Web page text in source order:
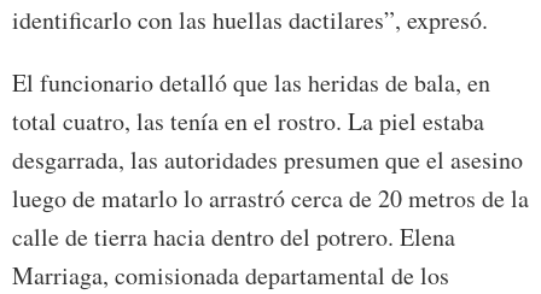
identificarlo con las huellas dactilares”, expresó.
El funcionario detalló que las heridas de bala, en
total cuatro, las tenía en el rostro. La piel estaba
desgarrada, las autoridades presumen que el asesino
luego de matarlo lo arrastró cerca de 20 metros de la
calle de tierra hacia dentro del potrero. Elena
Marriaga, comisionada departamental de los